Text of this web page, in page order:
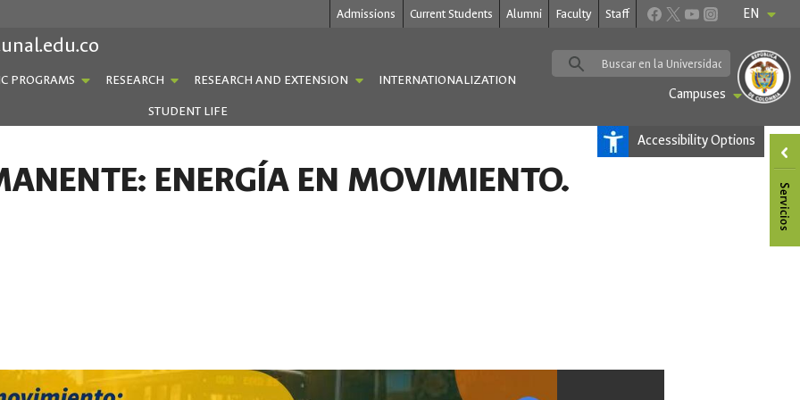
Admissions Current Students Alumni Faculty Staff EN
PROGRAMS RESEARCH RESEARCH AND EXTENSION
INTERNATIONALIZATION
STUDENT LIFE
Campuses
Accessibility Options
ENERGÍA EN MOVIMIENTO.